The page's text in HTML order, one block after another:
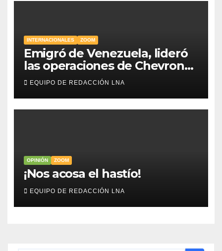
INTERNACIONALES ZOOM
Emigró de Venezuela, lideró
las operaciones de Chevron
en EE.UU. y hoy es la única
mujer CEO en Vaca Muerta
EQUIPO DE REDACCIÓN LNA
OPINIÓN ZOOM
​¡Nos acosa el hastío!
EQUIPO DE REDACCIÓN LNA